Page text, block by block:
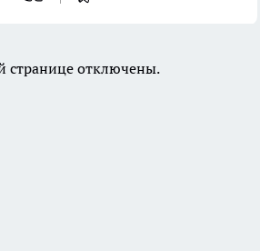
странице отключены.